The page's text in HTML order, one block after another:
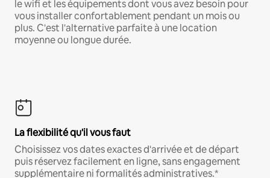
le wifi et les équipements dont vous avez besoin pour
vous installer confortablement pendant un mois ou
plus. C'est l'alternative parfaite à une location
moyenne ou longue durée.
La flexibilité qu'il vous faut
Choisissez vos dates exactes d'arrivée et de départ
puis réservez facilement en ligne, sans engagement
supplémentaire ni formalités administratives.*